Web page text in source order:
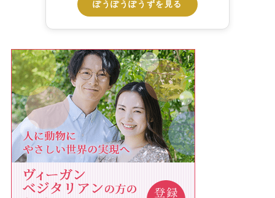
ぽうぽうぽうずを見る